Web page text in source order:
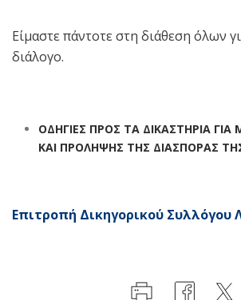
Είμαστε πάντοτε στη διάθεση όλων
διάλογο.
ΟΔΗΓΙΕΣ ΠΡΟΣ ΤΑ ΔΙΚΑΣΤΗΡΙΑ ΓΙΑ
ΚΑΙ ΠΡΟΛΗΨΗΣ ΤΗΣ ΔΙΑΣΠΟΡΑΣ
Επιτροπή Δικηγορικού Συλλόγου